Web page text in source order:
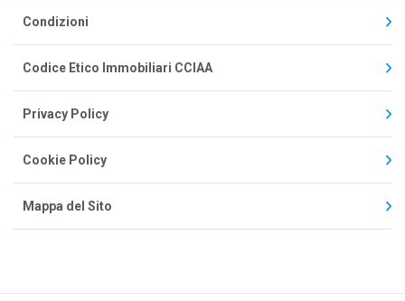
Condizioni
Codice Etico Immobiliari CCIAA
Privacy Policy
Cookie Policy
Mappa del Sito